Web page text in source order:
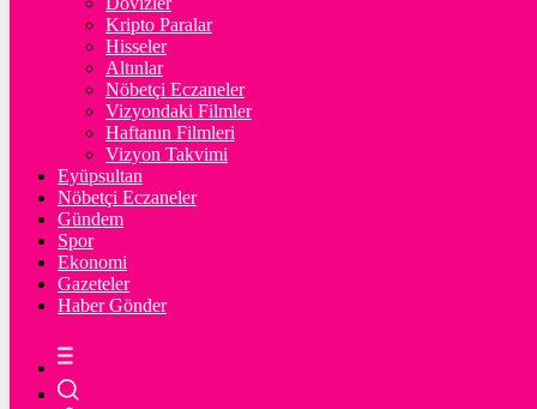
GRAM ALTIN
%0,04
4.237,35%-0,06
BİTCOİN
Kripto Paralar
Hisseler
Altınlar
Nöbetçi Eczaneler
Vizyondaki Filmler
Haftanın Filmleri
Vizyon Takvimi
Eyüpsultan
Nöbetçi Eczaneler
Gündem
Spor
Ekonomi
Gazeteler
Haber Gönder